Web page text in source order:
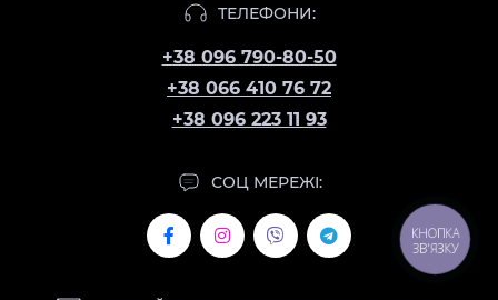
ТЕЛЕФОНИ:
+38 096 790-80-50
+38 066 410 76 72
+38 096 223 11 93
СОЦ МЕРЕЖІ:
КНОПКА
ЗВ'ЯЗКУ